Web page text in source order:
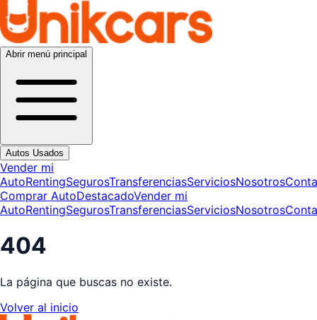
Abrir menú principal
Autos Usados
Vender mi
AutoRentingSegurosTransferenciasServiciosNosotros
Comprar AutoDestacadoVender mi
AutoRentingSegurosTransferenciasServiciosNosotros
404
La página que buscas no existe.
Volver al inicio